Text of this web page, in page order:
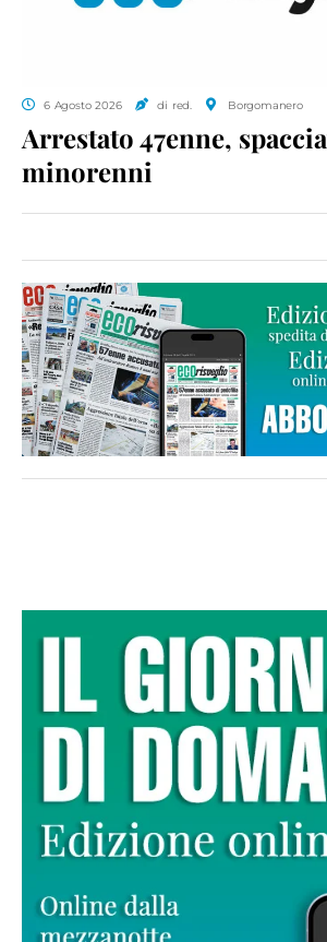
6 Agosto 2026 di red. Borgomanero
Arrestato 47enne,
minorenni